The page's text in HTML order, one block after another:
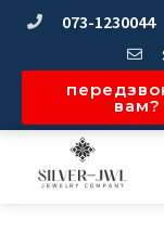
Перейти073-1230044
вам?